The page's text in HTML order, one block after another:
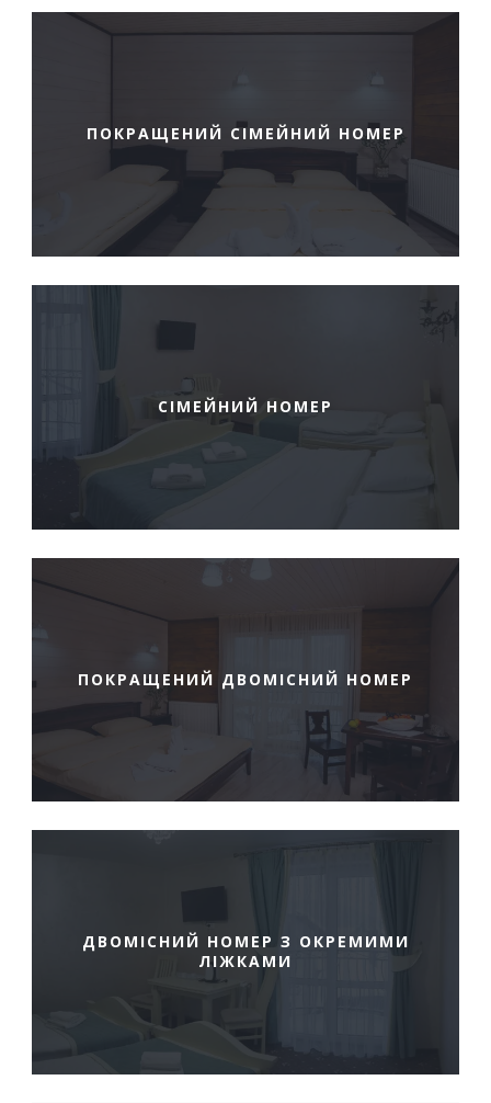
ПОКРАЩЕНИЙ СІМЕЙНИЙ НОМЕР
СІМЕЙНИЙ НОМЕР
ПОКРАЩЕНИЙ ДВОМІСНИЙ НОМЕР
ДВОМІСНИЙ НОМЕР З ОКРЕМИМИ
ЛІЖКАМИ